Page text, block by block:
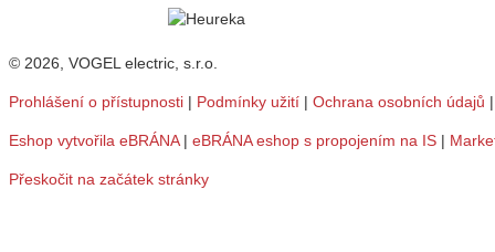
© 2026, VOGEL electric, s.r.o.
Prohlášení o přístupnosti | Podmínky užití | Ochrana osobních údajů
Eshop vytvořila eBRÁNA| eBRÁNA eshop s propojením na IS |
Přeskočit na začátek stránky